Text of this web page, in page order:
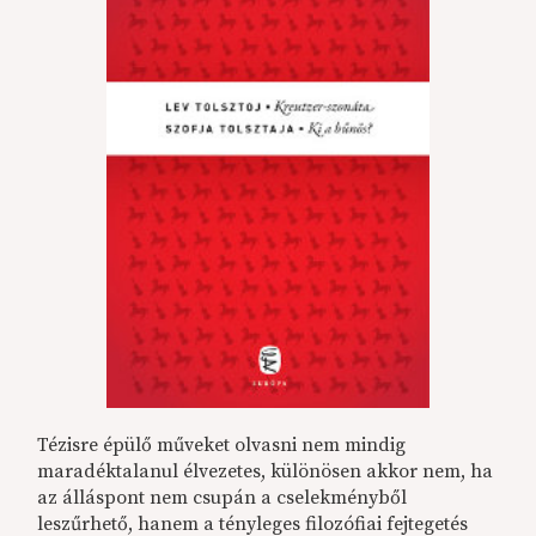
Tézisre épülő műveket olvasni nem mindig
maradéktalanul élvezetes, különösen akkor nem, ha
az álláspont nem csupán a cselekményből
leszűrhető, hanem a tényleges filozófiai fejtegetés